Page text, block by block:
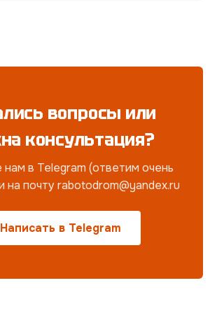
вопросы или
консультация?
в Telegram (ответим очень
на почту rabotodrom@yandex.ru
Написать в Telegram